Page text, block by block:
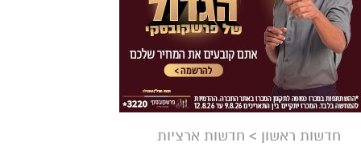
חדשות ראשון > חדשות ארציות